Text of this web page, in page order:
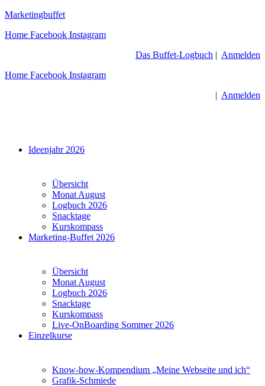
Zum
springen
Marketingbuffet
Home Facebook Instagram
Das Buffet-Logbuch | Anmelden
Home Facebook Instagram
| Anmelden
Menü Ideenjahr 2026
Übersicht
Monat August
Logbuch 2026
Snacktage
Kurskompass
Marketing-Buffet 2026
Übersicht
Monat August
Logbuch 2026
Snacktage
Kurskompass
Live-OnBoarding Sommer 2026
Einzelkurse
Know-how-Kompendium „Meine Webseite und ich“
Grafik-Schmiede